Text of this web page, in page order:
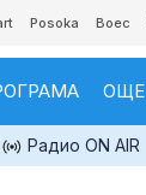
Posoka Boec
ОЩЕ
Радио ON AIR